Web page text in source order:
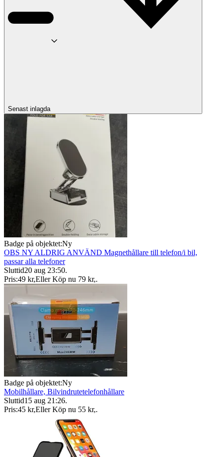
Senast inlagda
Badge på objektet:Ny
OBS NY ALDRIG ANVÄND Magnethållare till telefon/i bil,
passar alla telefoner
Sluttid20 aug 23:50.
Pris:49 kr,Eller Köp nu 79 kr,.
Badge på objektet:Ny
Mobilhållare, Bilvindrutetelefonhållare
Sluttid15 aug 21:26.
Pris:45 kr,Eller Köp nu 55 kr,.